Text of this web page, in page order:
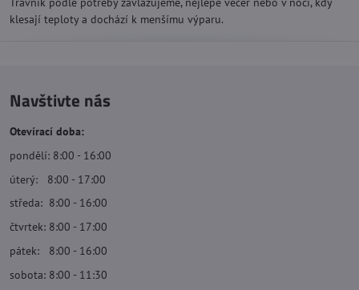
klesají teploty a dochází k menšímu výparu.
Navštivte nás
Otevírací doba:
pondělí: 8:00 - 16:00
úterý: 8:00 - 17:00
středa: 8:00 - 16:00
čtvrtek: 8:00 - 17:00
pátek: 8:00 - 16:00
sobota: 8:00 - 11:30